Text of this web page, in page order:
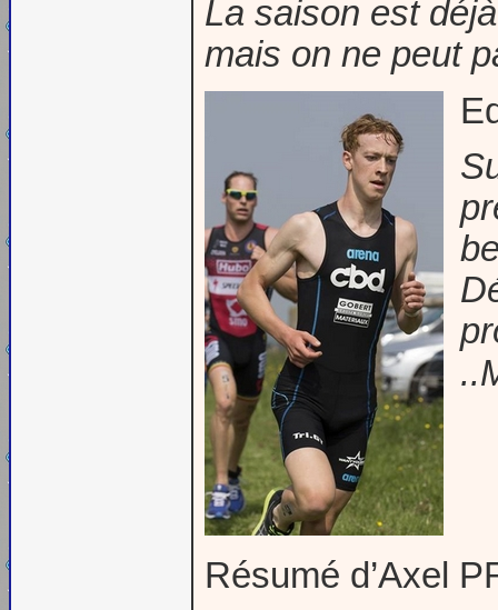
La saison est
mais on ne peut
Résumé d’Axel